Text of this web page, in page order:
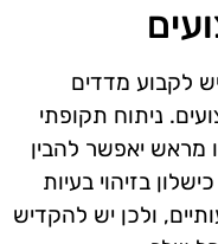
לקבוע מדדים
ניתוח תקופתי
מראש יאפשר להבין
בזיהוי בעיות
ולכן יש להקדיש